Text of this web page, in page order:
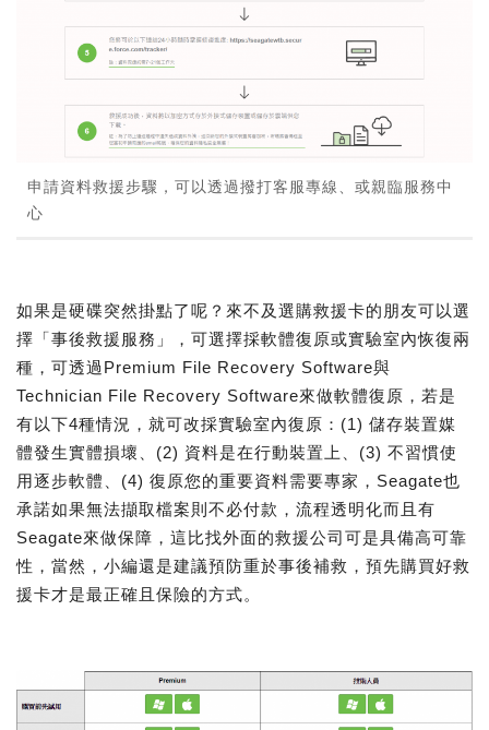
申請資料救援步驟，可以透過撥打客服專線、或親臨服務中
心
如果是硬碟突然掛點了呢？來不及選購救援卡的朋友可以選
擇「事後救援服務」，可選擇採軟體復原或實驗室內恢復兩
種，可透過Premium File Recovery Software與
Technician File Recovery Software來做軟體復原，若是
有以下4種情況，就可改採實驗室內復原：(1) 儲存裝置媒
體發生實體損壞、(2) 資料是在行動裝置上、(3) 不習慣使
用逐步軟體、(4) 復原您的重要資料需要專家，Seagate也
承諾如果無法擷取檔案則不必付款，流程透明化而且有
Seagate來做保障，這比找外面的救援公司可是具備高可靠
性，當然，小編還是建議預防重於事後補救，預先購買好救
援卡才是最正確且保險的方式。